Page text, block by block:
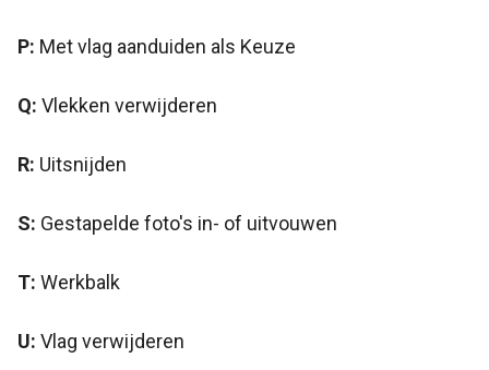
P: Met vlag aanduiden als Keuze
Q: Vlekken verwijderen
R: Uitsnijden
S: Gestapelde foto's in- of uitvouwen
T: Werkbalk
U: Vlag verwijderen